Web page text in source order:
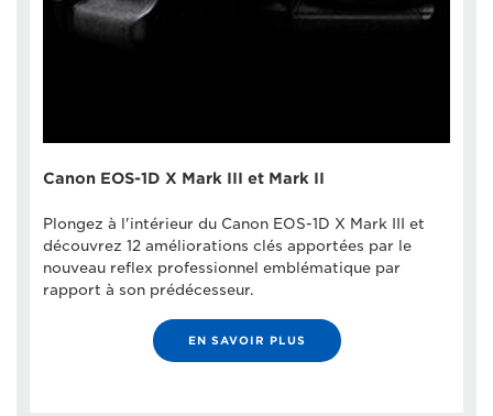
Canon EOS-1D X Mark III et Mark II
Plongez à l'intérieur du Canon EOS-1D X Mark III et
découvrez 12 améliorations clés apportées par le
nouveau reflex professionnel emblématique par
rapport à son prédécesseur.
EN SAVOIR PLUS